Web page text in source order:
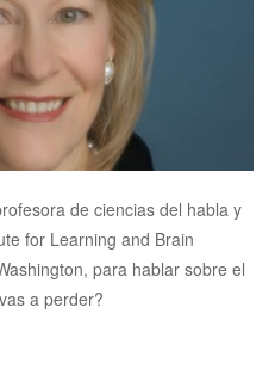
rofesora de ciencias del habla y
for Learning and Brain
para hablar sobre el
a perder?